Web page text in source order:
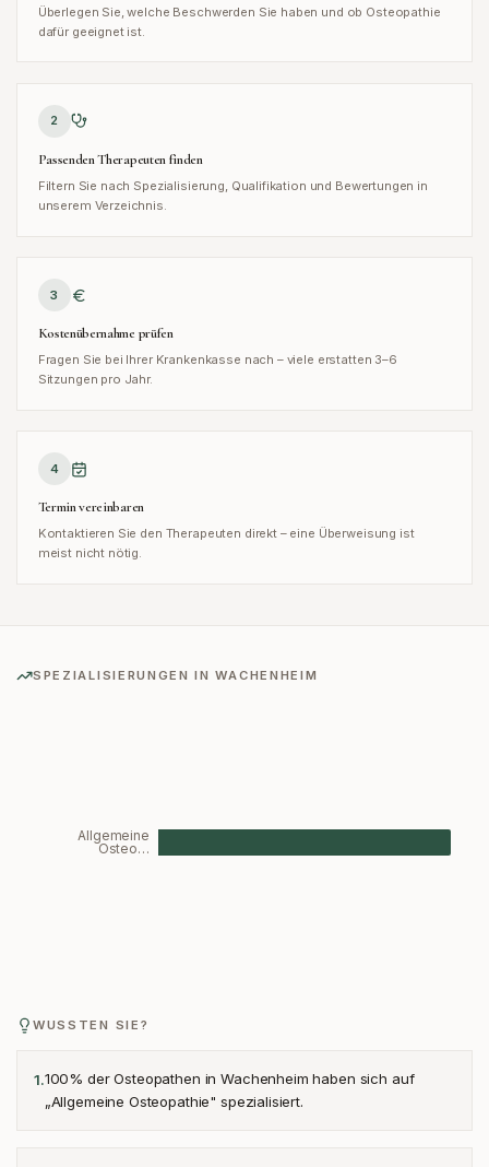
Überlegen Sie, welche Beschwerden Sie haben und ob Osteopathie
dafür geeignet ist.
2
Passenden Therapeuten finden
Filtern Sie nach Spezialisierung, Qualifikation und Bewertungen in
unserem Verzeichnis.
3
Kostenübernahme prüfen
Fragen Sie bei Ihrer Krankenkasse nach – viele erstatten 3–6
Sitzungen pro Jahr.
4
Termin vereinbaren
Kontaktieren Sie den Therapeuten direkt – eine Überweisung ist
meist nicht nötig.
SPEZIALISIERUNGEN INWACHENHEIM
Allgemeine
Osteo…
WUSSTEN SIE?
1.100% der Osteopathen in Wachenheim haben sich auf
„Allgemeine Osteopathie" spezialisiert.